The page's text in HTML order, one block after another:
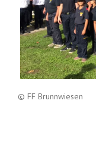
© FF Brunnwiesen